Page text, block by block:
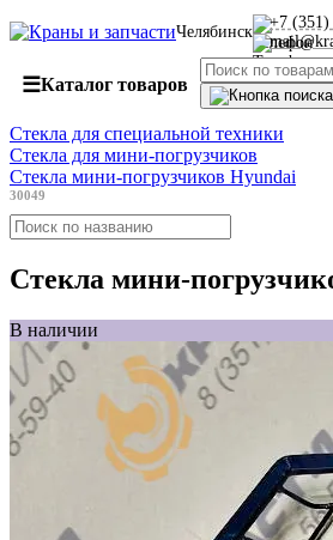
Челябинск
+7 (351)
☰Каталог товаров
Стекла для специальной техники
Стекла для мини-погрузчиков
Стекла мини-погрузчиков Нуundai
30049
Стекла мини-
В наличии